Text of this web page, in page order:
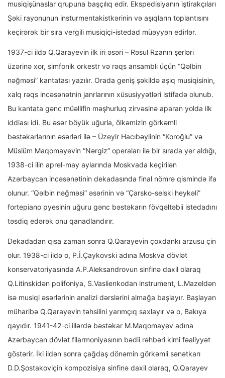
musiqişünaslar qrupuna başçılıq edir. Ekspedisiyanın iştirakçıları
Şəki rayonunun insturmentakistkərinin və aşıqların toplantısını
keçirərək bir sıra vergili musiqiçi-istedad müəyyən edirlər.
1937-ci ildə Q.Qarayevin ilk iri əsəri – Rəsul Rzanın şerləri
üzərinə xor, simfonik orkestr və rəqs ansamblı üçün “Qəlbin
nəğməsi” kantatası yazılır. Orada geniş şəkildə aşıq musiqisinin,
xalq rəqs incəsənətnin janrlarının xüsusiyyətləri istifadə olunub.
Bu kantata gənc müəllifin məşhurluq zirvəsinə aparan yolda ilk
iddiası idi. Bu əsər böyük uğurla, ölkəmizin görkəmli
bəstəkarlarının əsərləri ilə – Üzeyir Hacıbəylinin “Koroğlu” və
Müslüm Maqomayevin “Nərgiz” operaları ilə bir sırada yer aldığı,
1938-ci ilin aprel-may aylarında Moskvada keçirilən
Azərbaycan incəsənətinin dekadasında final nömrə qismində ifa
olunur. “Qəlbin nəğməsi” əsərinin və “Çarsko-selski heykəli”
fortepiano pyesinin uğuru gənc bəstəkarın fövqəltəbii istedadını
təsdiq edərək onu qanadlandırır.
Dekadadan qısa zaman sonra Q.Qarayevin çoxdankı arzusu çin
olur. 1938-ci ildə o, P.İ.Çaykovski adına Moskva dövlət
konservatoriyasında A.P.Aleksandrovun sinfinə daxil olaraq
Q.Litinskidən polifoniya, S.Vaslienkodan instrument, L.Mazeldən
isə musiqi əsərlərinin analizi dərslərini almağa başlayır. Başlayan
müharibə Q.Qarayevin təhsilini yarımçıq saxlayır və o, Bakıya
qayıdır. 1941-42-ci illərdə bəstəkar M.Maqomayev adına
Azərbaycan dövlət filarmoniyasının bədii rəhbəri kimi fəaliyyət
göstərir. İki ildən sonra çağdaş dönəmin görkəmli sənətkarı
D.D.Şostakoviçin kompozisiya sinfinə daxil olaraq, Q.Qarayev